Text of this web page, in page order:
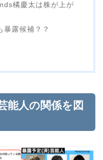
橘慶太は株が上が
暴露候補？？
能人の関係を図